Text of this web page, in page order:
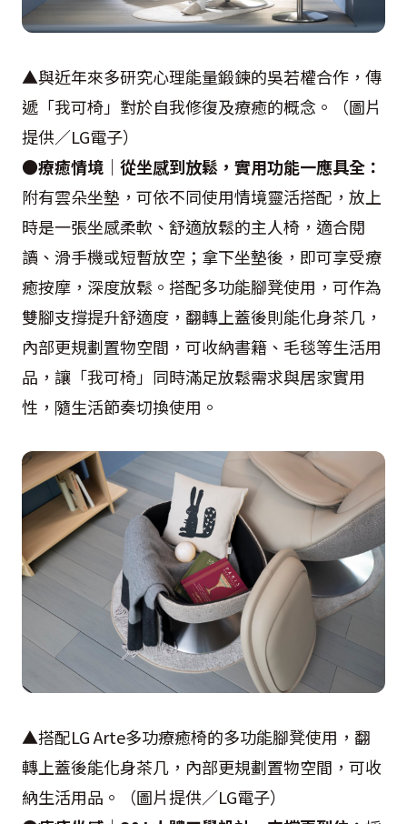
▲與近年來多研究心理能量鍛鍊的吳若權合作，傳
遞「我可椅」對於自我修復及療癒的概念。（圖片
提供／LG電子）
●療癒情境｜從坐感到放鬆，實用功能一應具全：
附有雲朵坐墊，可依不同使用情境靈活搭配，放上
時是一張坐感柔軟、舒適放鬆的主人椅，適合閱
讀、滑手機或短暫放空；拿下坐墊後，即可享受療
癒按摩，深度放鬆。搭配多功能腳凳使用，可作為
雙腳支撐提升舒適度，翻轉上蓋後則能化身茶几，
內部更規劃置物空間，可收納書籍、毛毯等生活用
品，讓「我可椅」同時滿足放鬆需求與居家實用
性，隨生活節奏切換使用。
▲搭配LG Arte多功療癒椅的多功能腳凳使用，翻
轉上蓋後能化身茶几，內部更規劃置物空間，可收
納生活用品。（圖片提供／LG電子）